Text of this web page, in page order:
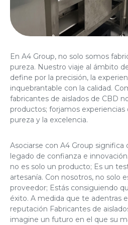
En A4 Group, no solo somos
pureza. Nuestro viaje al ámbito
define por la precisión, la
inquebrantable con la calidad.
fabricantes de aislados de CBD
productos; forjamos experiencias
pureza y la excelencia.
Asociarse con A4 Group significa
legado de confianza e
no es solo un producto; Es un
artesanía. Con nosotros, no solo
proveedor; Estás consiguiendo
éxito. A medida que te adentras
reputación Fabricantes de
imagine un futuro en el que su